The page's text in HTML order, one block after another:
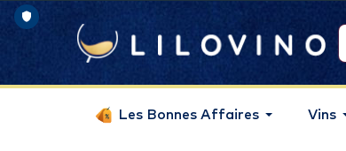
Les Bonnes Affaires Vins